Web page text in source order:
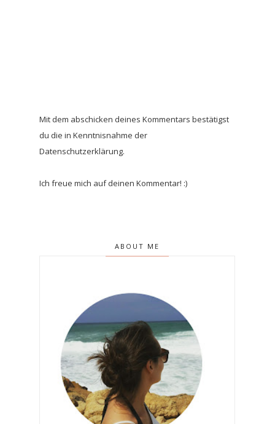
Mit dem abschicken deines Kommentars bestätigst
du die in Kenntnisnahme der
Datenschutzerklärung.
Ich freue mich auf deinen Kommentar! :)
ABOUT ME